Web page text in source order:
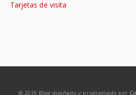
Tarjetas de visita
© 2019 Blog diseñado y programado por